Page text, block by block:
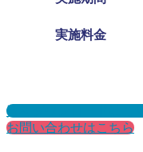
実施料金
資料ダウンロードはこ
お問い合わせはこちら